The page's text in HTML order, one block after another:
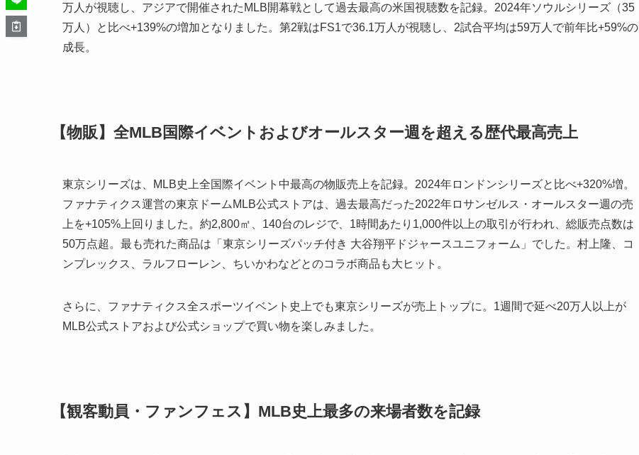
万人が視聴し、アジアで開催されたMLB開幕戦として過去最高の米国視聴数を記録。2024年ソウルシリーズ（35
万人）と比べ+139%の増加となりました。第2戦はFS1で36.1万人が視聴し、2試合平均は59万人で前年比+59%の
成長。
【物販】全MLB国際イベントおよびオールスター週を超える歴代最高売上
東京シリーズは、MLB史上全国際イベント中最高の物販売上を記録。2024年ロンドンシリーズと比べ+320%増。
ファナティクス運営の東京ドームMLB公式ストアは、過去最高だった2022年ロサンゼルス・オールスター週の売
上を+105%上回りました。約2,800㎡、140台のレジで、1時間あたり1,000件以上の取引が行われ、総販売点数は
50万点超。最も売れた商品は「東京シリーズパッチ付き 大谷翔平ドジャースユニフォーム」でした。村上隆、コ
ンプレックス、ラルフローレン、ちいかわなどとのコラボ商品も大ヒット。
さらに、ファナティクス全スポーツイベント史上でも東京シリーズが売上トップに。1週間で延べ20万人以上が
MLB公式ストアおよび公式ショップで買い物を楽しみました。
【観客動員・ファンフェス】MLB史上最多の来場者数を記録